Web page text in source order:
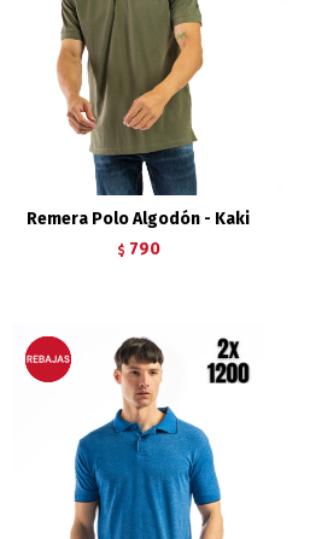
Remera Polo Algodón - Kaki
$ 790